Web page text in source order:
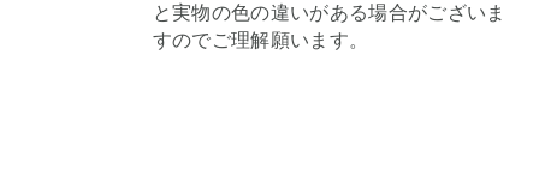
と実物の色の違いがある場合がございま
すのでご理解願います。